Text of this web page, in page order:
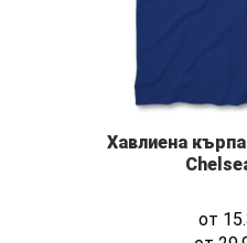
Хавлиена
от